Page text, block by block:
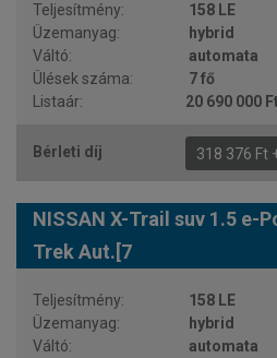
158 LE
hybrid
automata
7 fő
20 690 000 Ft
318 376 Ft
NISSAN X-Trail suv 1.5 e-
Trek Aut.[7
158 LE
hybrid
automata